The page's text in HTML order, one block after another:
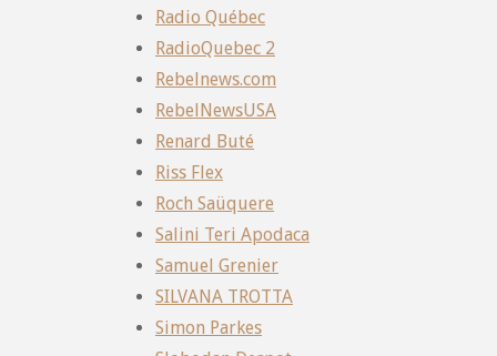
Radio Québec
RadioQuebec 2
Rebelnews.com
RebelNewsUSA
Renard Buté
Riss Flex
Roch Saüquere
Salini Teri Apodaca
Samuel Grenier
SILVANA TROTTA
Simon Parkes